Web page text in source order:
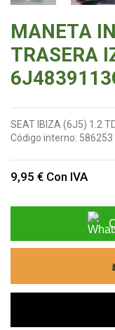
MANETA
TRASERA
SEAT IBIZA (6J5) 1.2
Código interno: 586253
9,95 € Con IVA